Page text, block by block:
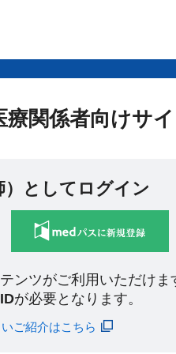
関係者向けサ
）としてログイン
ンツがご利用いただけま
が必要となります。
ご紹介はこちら